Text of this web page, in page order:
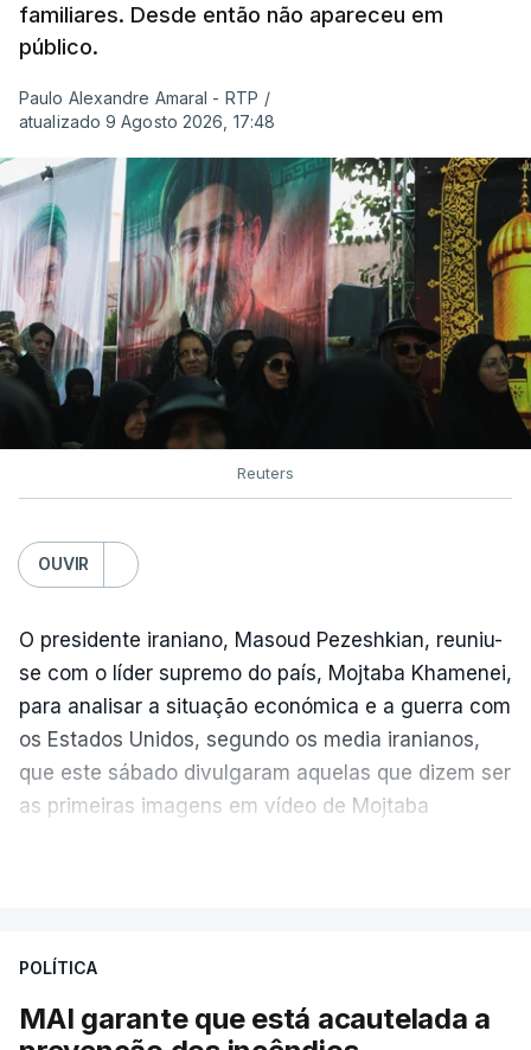
familiares. Desde então não apareceu em
público.
Paulo Alexandre Amaral - RTP /
atualizado 9 Agosto 2026, 17:48
Reuters
OUVIR
O presidente iraniano, Masoud Pezeshkian, reuniu-
se com o líder supremo do país, Mojtaba Khamenei,
para analisar a situação económica e a guerra com
os Estados Unidos, segundo os media iranianos,
que este sábado divulgaram aquelas que dizem ser
as primeiras imagens em vídeo de Mojtaba
Mehr na rede social Telegram, como aquilo que
israelita, que nos últimos tempos vem dando conta
POLÍTICA
MAI garante que está acautelada a